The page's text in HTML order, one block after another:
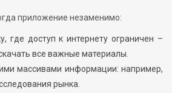
приложение незаменимо:
где доступ к интернету ограничен –
все важные материалы.
массивами информации: например,
рынка.